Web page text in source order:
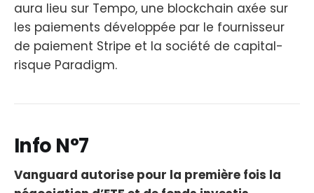
aura lieu sur Tempo, une blockchain axée sur
les paiements développée par le fournisseur
de paiement Stripe et la société de capital-
risque Paradigm.
Info N°7
Vanguard autorise pour la première fois la